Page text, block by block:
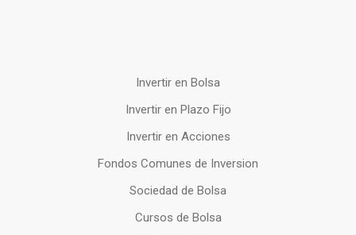
Invertir en Bolsa
Invertir en Plazo Fijo
Invertir en Acciones
Fondos Comunes de Inversion
Sociedad de Bolsa
Cursos de Bolsa